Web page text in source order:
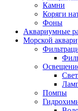
Камни
Коряги
Фоны
Аквариумные
Морской
Помпы